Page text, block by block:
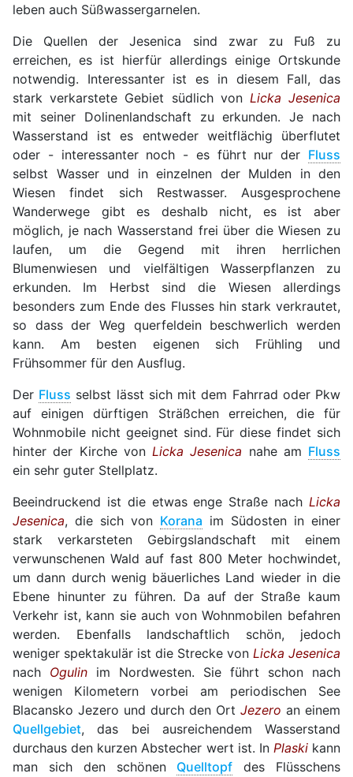
leben auch Süßwassergarnelen.
Die Quellen der Jesenica sind zwar zu Fuß zu
erreichen, es ist hierfür allerdings einige Ortskunde
notwendig. Interessanter ist es in diesem Fall, das
stark verkarstete Gebiet südlich von Licka Jesenica
mit seiner Dolinenlandschaft zu erkunden. Je nach
Wasserstand ist es entweder weitflächig überflutet
oder - interessanter noch - es führt nur der Fluss
selbst Wasser und in einzelnen der Mulden in den
Wiesen findet sich Restwasser. Ausgesprochene
Wanderwege gibt es deshalb nicht, es ist aber
möglich, je nach Wasserstand frei über die Wiesen zu
laufen, um die Gegend mit ihren herrlichen
Blumenwiesen und vielfältigen Wasserpflanzen zu
erkunden. Im Herbst sind die Wiesen allerdings
besonders zum Ende des Flusses hin stark verkrautet,
so dass der Weg querfeldein beschwerlich werden
kann. Am besten eigenen sich Frühling und
Frühsommer für den Ausflug.
Der Fluss selbst lässt sich mit dem Fahrrad oder Pkw
auf einigen dürftigen Sträßchen erreichen, die für
Wohnmobile nicht geeignet sind. Für diese findet sich
hinter der Kirche von Licka Jesenica nahe am Fluss
ein sehr guter Stellplatz.
Beeindruckend ist die etwas enge Straße nach Licka
Jesenica, die sich von Korana im Südosten in einer
stark verkarsteten Gebirgslandschaft mit einem
verwunschenen Wald auf fast 800 Meter hochwindet,
um dann durch wenig bäuerliches Land wieder in die
Ebene hinunter zu führen. Da auf der Straße kaum
Verkehr ist, kann sie auch von Wohnmobilen befahren
werden. Ebenfalls landschaftlich schön, jedoch
weniger spektakulär ist die Strecke von Licka Jesenica
nach Ogulin im Nordwesten. Sie führt schon nach
wenigen Kilometern vorbei am periodischen See
Blacansko Jezero und durch den Ort Jezero an einem
Quellgebiet, das bei ausreichendem Wasserstand
durchaus den kurzen Abstecher wert ist. In Plaskikann
man sich den schönen Quelltopf des Flüsschens